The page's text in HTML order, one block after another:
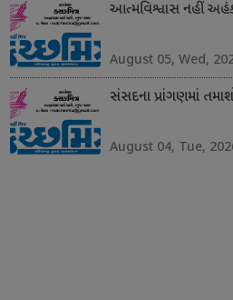
આત્મવિશ્વાસ નહીં
August 05, Wed,
સંસદના પ્રાંગણમાં
August 04, Tue,